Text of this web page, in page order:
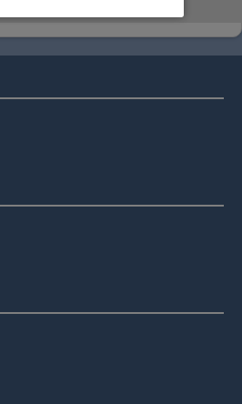
und Analysen
Partner führen diese
mit weiteren
die Sie bereitgestellt haben
Ihrer Nutzung der